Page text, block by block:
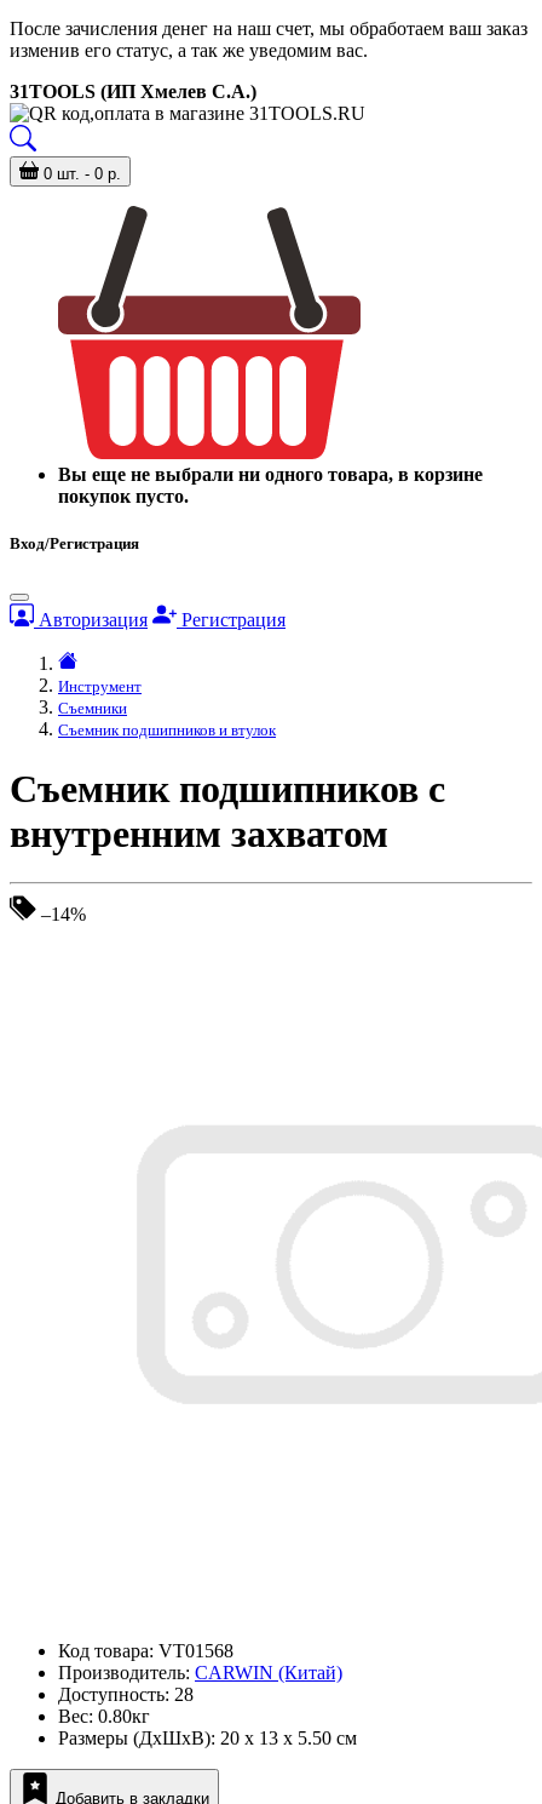
После зачисления денег на наш счет, мы обработаем ваш заказ
изменив его статус, а так же уведомим вас.
31TOOLS (ИП Хмелев С.А.)
0 шт. - 0 р.
Вы еще не выбрали ни одного товара, в корзине
покупок пусто.
Вход/Регистрация
Авторизация Регистрация
Инструмент
Съемники
Съемник подшипников и втулок
Съемник подшипников с
внутренним захватом
–14%
Код товара: VT01568
Производитель: CARWIN (Китай)
Доступность: 28
Вес: 0.80кг
Размеры (ДxШxВ): 20 x 13 x 5.50 см
Добавить в закладки